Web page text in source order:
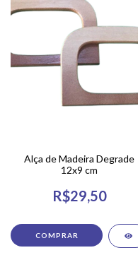
Alça de Madeira Degrade
12x9 cm
R$29,50